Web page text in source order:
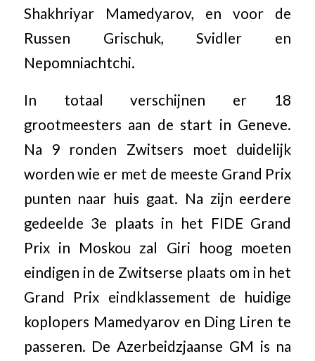
Shakhriyar Mamedyarov, en voor de
Russen Grischuk, Svidler en
Nepomniachtchi.
In totaal verschijnen er 18
grootmeesters aan de start in Geneve.
Na 9 ronden Zwitsers moet duidelijk
worden wie er met de meeste Grand Prix
punten naar huis gaat. Na zijn eerdere
gedeelde 3e plaats in het FIDE Grand
Prix in Moskou zal Giri hoog moeten
eindigen in de Zwitserse plaats om in het
Grand Prix eindklassement de huidige
koplopers Mamedyarov en Ding Liren te
passeren. De Azerbeidzjaanse GM is na